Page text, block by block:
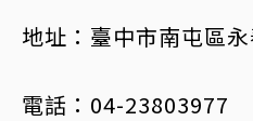
地址：臺中市南屯區
電話：04-23803977